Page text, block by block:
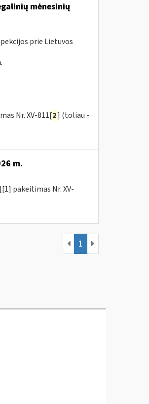
mėnesinių
prie Lietuvos
Nr. XV-811[2] (toliau -
m.
pakeitimas Nr. XV-
1